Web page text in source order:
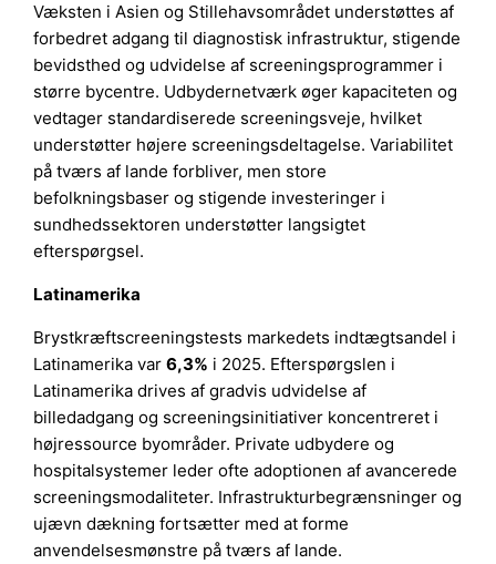
Væksten i Asien og Stillehavsområdet understøttes af
forbedret adgang til diagnostisk infrastruktur, stigende
bevidsthed og udvidelse af screeningsprogrammer i
større bycentre. Udbydernetværk øger kapaciteten og
vedtager standardiserede screeningsveje, hvilket
understøtter højere screeningsdeltagelse. Variabilitet
på tværs af lande forbliver, men store
befolkningsbaser og stigende investeringer i
sundhedssektoren understøtter langsigtet
efterspørgsel.
Latinamerika
Brystkræftscreeningstests markedets indtægtsandel i
Latinamerika var6,3% i 2025. Efterspørgslen i
Latinamerika drives af gradvis udvidelse af
billedadgang og screeningsinitiativer koncentreret i
højressource byområder. Private udbydere og
hospitalsystemer leder ofte adoptionen af avancerede
screeningsmodaliteter. Infrastrukturbegrænsninger og
ujævn dækning fortsætter med at forme
anvendelsesmønstre på tværs af lande.